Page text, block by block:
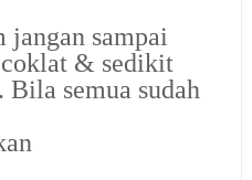
jangan sampai
& sedikit
Bila semua sudah